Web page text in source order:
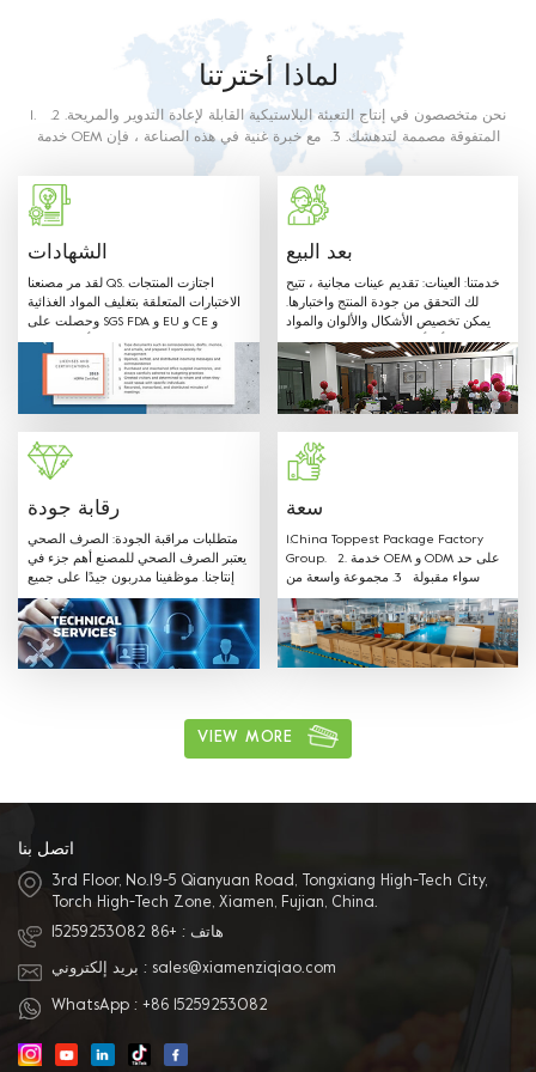
لماذا أخترتنا
1. نحن متخصصون في إنتاج التعبئة البلاستيكية القابلة لإعادة التدوير والمريحة. 2.
خدمة OEM المتفوقة مصممة لتدهشك. 3. مع خبرة غنية في هذه الصناعة ، فإن
الصف. المواد المستخدمة وطرق الإنتاج مع متطلبات الاتصال الغذائي على النحو
الشهادات
لقد مر مصنعنا QS. اجتازت المنتجات
الاختبارات المتعلقة بتغليف المواد الغذائية
وحصلت على SGS FDA و EU و CE و
LFGB وشهادات أخرى.
بعد البيع
خدمتنا: العينات: تقديم عينات مجانية ، تتيح
لك التحقق من جودة المنتج واختبارها.
يمكن تخصيص الأشكال والألوان والمواد
المختلفة وأي أحجام حسب طلب العميل.
مرحبًا بـ OEM: Label & Sticker &
Hangtag مع شعارك. توريد تصاميم
الاقتباس والعفن في الوقت المناسب. لدينا
فريق مبيعات محترف لتقديم أفضل خدمة.
رقابة جودة
متطلبات مراقبة الجودة: الصرف الصحي
يعتبر الصرف الصحي للمصنع أهم جزء في
إنتاجنا. موظفينا مدربون جيدًا على جميع
متطلبات الصرف الصحي ويتبعون القواعد.
سعة
1.China Toppest Package Factory
Group. 2. خدمة OEM و ODM على حد
سواء مقبولة 3. مجموعة واسعة من
المنتجات: الاستخدام لتغليف الفواكه
والخضروات صندوق بلاستيك PET ، صينية ،
غلاف وحقيبة من البلاستيك الملفوف
للحفاظ على نضارة. سوشي ، كيك ،
المختلفة المتاحة: يمكن أن تكون المادة
PVC ، PET ، PP ومواد حماية البيئة الأخرى.
VIEW MORE
اتصل بنا
3rd Floor, No.19-5 Qianyuan Road, Tongxiang High-Tech City,
Torch High-Tech Zone, Xiamen, Fujian, China.
هاتف : +86 15259253082
بريد إلكتروني : sales@xiamenziqiao.com
WhatsApp : +86 15259253082